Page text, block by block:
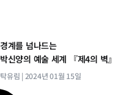
경계를 넘나드는
박신양의 예술 세계 『제4의 벽』
탁유림 2024년 01월 15일